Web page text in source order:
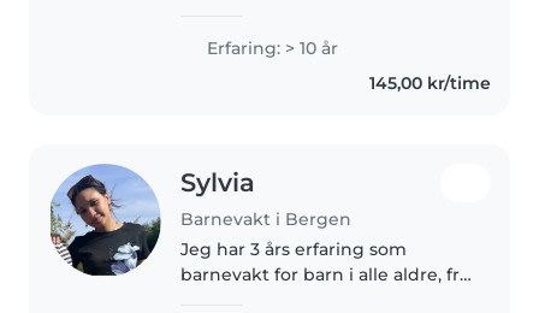
Bergen. I'm a patient and caring
babysitter with 10 years of
experience looking after
Erfaring: > 10 år
145,00 kr/time
Sylvia
Barnevakt i Bergen
Jeg har 3 års erfaring som
barnevakt for barn i alle aldre, fra